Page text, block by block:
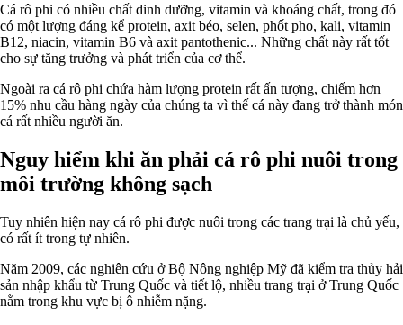
Cá rô phi có nhiều chất dinh dưỡng, vitamin và khoáng chất, trong đó
có một lượng đáng kể protein, axit béo, selen, phốt pho, kali, vitamin
B12, niacin, vitamin B6 và axit pantothenic... Những chất này rất tốt
cho sự tăng trưởng và phát triển của cơ thể.
Ngoài ra cá rô phi chứa hàm lượng protein rất ấn tượng, chiếm hơn
15% nhu cầu hàng ngày của chúng ta vì thế cá này đang trở thành món
cá rất nhiều người ăn.
Nguy hiểm khi ăn phải cá rô phi nuôi trong
môi trường không sạch
Tuy nhiên hiện nay cá rô phi được nuôi trong các trang trại là chủ yếu,
có rất ít trong tự nhiên.
Năm 2009, các nghiên cứu ở Bộ Nông nghiệp Mỹ đã kiểm tra thủy hải
sản nhập khẩu từ Trung Quốc và tiết lộ, nhiều trang trại ở Trung Quốc
nằm trong khu vực bị ô nhiễm nặng.